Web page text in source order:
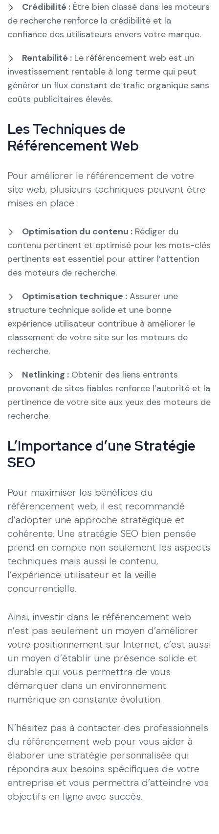
Crédibilité : Être bien classé dans les moteurs
de recherche renforce la crédibilité et la
confiance des utilisateurs envers votre marque.
Rentabilité : Le référencement web est un
investissement rentable à long terme qui peut
générer un flux constant de trafic organique sans
coûts publicitaires élevés.
Les Techniques de
Référencement Web
Pour améliorer le référencement de votre
site web, plusieurs techniques peuvent être
mises en place :
Optimisation du contenu : Rédiger du
contenu pertinent et optimisé pour les mots-clés
pertinents est essentiel pour attirer l’attention
des moteurs de recherche.
Optimisation technique : Assurer une
structure technique solide et une bonne
expérience utilisateur contribue à améliorer le
classement de votre site sur les moteurs de
recherche.
Netlinking : Obtenir des liens entrants
provenant de sites fiables renforce l’autorité et la
pertinence de votre site aux yeux des moteurs de
recherche.
L’Importance d’une Stratégie
SEO
Pour maximiser les bénéfices du
référencement web, il est recommandé
d’adopter une approche stratégique et
cohérente. Une stratégie SEO bien pensée
prend en compte non seulement les aspects
techniques mais aussi le contenu,
l’expérience utilisateur et la veille
concurrentielle.
Ainsi, investir dans le référencement web
n’est pas seulement un moyen d’améliorer
votre positionnement sur Internet, c’est aussi
un moyen d’établir une présence solide et
durable qui vous permettra de vous
démarquer dans un environnement
numérique en constante évolution.
N’hésitez pas à contacter des professionnels
du référencement web pour vous aider à
élaborer une stratégie personnalisée qui
répondra aux besoins spécifiques de votre
entreprise et vous permettra d’atteindre vos
objectifs en ligne avec succès.